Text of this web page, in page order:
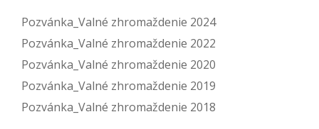
Pozvánka_Valné zhromaždenie 2024
Pozvánka_Valné zhromaždenie 2022
Pozvánka_Valné zhromaždenie 2020
Pozvánka_Valné zhromaždenie 2019
Pozvánka_Valné zhromaždenie 2018